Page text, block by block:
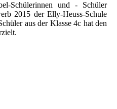
Schülerinnen und - Schüler
2015 der Elly-Heuss-Schule
aus der Klasse 4c hat den